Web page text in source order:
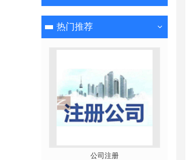
热门推荐
公司注册